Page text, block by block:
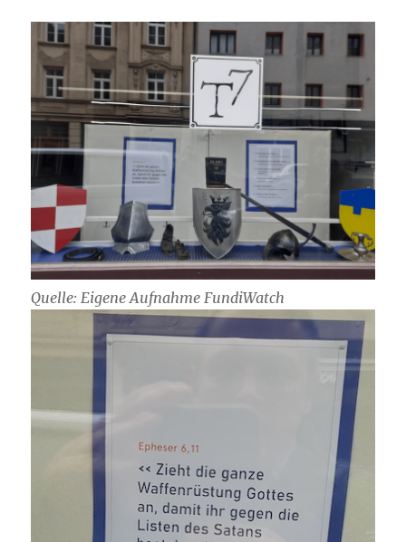
Quelle: Eigene Aufnahme FundiWatch